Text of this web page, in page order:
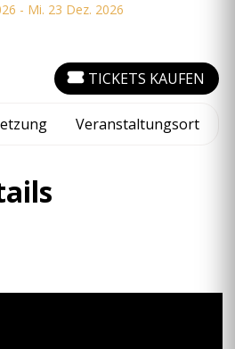
- Mi. 23 Dez. 2026
Veranstaltungsort
TICKETS KAUFEN